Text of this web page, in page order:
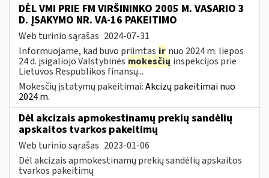
DĖL VMI PRIE FM VIRŠININKO 2005 M. VASARIO 3
D. ĮSAKYMO NR. VA-16 PAKEITIMO
Web turinio sąrašas 2024-07-31
Informuojame, kad buvo priimtas ir nuo 2024 m. liepos
24 d. įsigaliojo Valstybinės mokesčių inspekcijos prie
Lietuvos Respublikos finansų...
Mokesčių įstatymų pakeitimai:Akcizų pakeitimai nuo
2024 m.
Dėl akcizais apmokestinamų prekių sandėlių
apskaitos tvarkos pakeitimų
Web turinio sąrašas 2023-01-06
Dėl akcizais apmokestinamų prekių sandėlių apskaitos
tvarkos pakeitimų